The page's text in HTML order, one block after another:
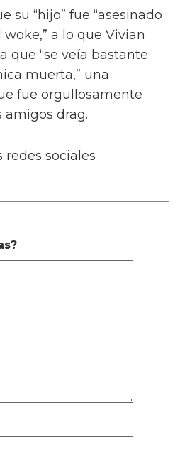
su “hijo” fue “asesinado
a lo que Vivian
que “se veía bastante
muerta,” una
fue orgullosamente
amigos drag.
redes sociales